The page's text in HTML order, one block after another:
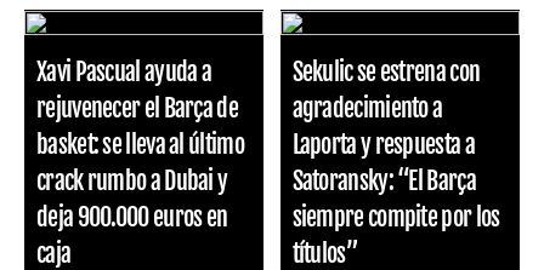
Xavi Pascual ayuda a
rejuvenecer el Barça de
basket: se lleva al último
crack rumbo a Dubai y
deja 900.000 euros en
caja
Sekulic se estrena con
agradecimiento a
Laporta y respuesta a
Satoransky: “El Barça
siempre compite por los
títulos”